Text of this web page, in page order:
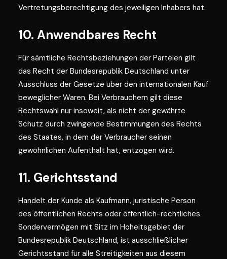
Vertretungsberechtigung des jeweiligen Inhabers hat.
10. Anwendbares Recht
Für sämtliche Rechtsbeziehungen der Parteien gilt
das Recht der Bundesrepublik Deutschland unter
Ausschluss der Gesetze über den internationalen Kauf
beweglicher Waren. Bei Verbrauchern gilt diese
Rechtswahl nur insoweit, als nicht der gewährte
Schutz durch zwingende Bestimmungen des Rechts
des Staates, in dem der Verbraucher seinen
gewöhnlichen Aufenthalt hat, entzogen wird.
11. Gerichtsstand
Handelt der Kunde als Kaufmann, juristische Person
des öffentlichen Rechts oder öffentlich-rechtliches
Sondervermögen mit Sitz im Hoheitsgebiet der
Bundesrepublik Deutschland, ist ausschließlicher
Gerichtsstand für alle Streitigkeiten aus diesem